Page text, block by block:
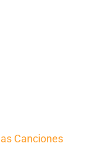
Canciones